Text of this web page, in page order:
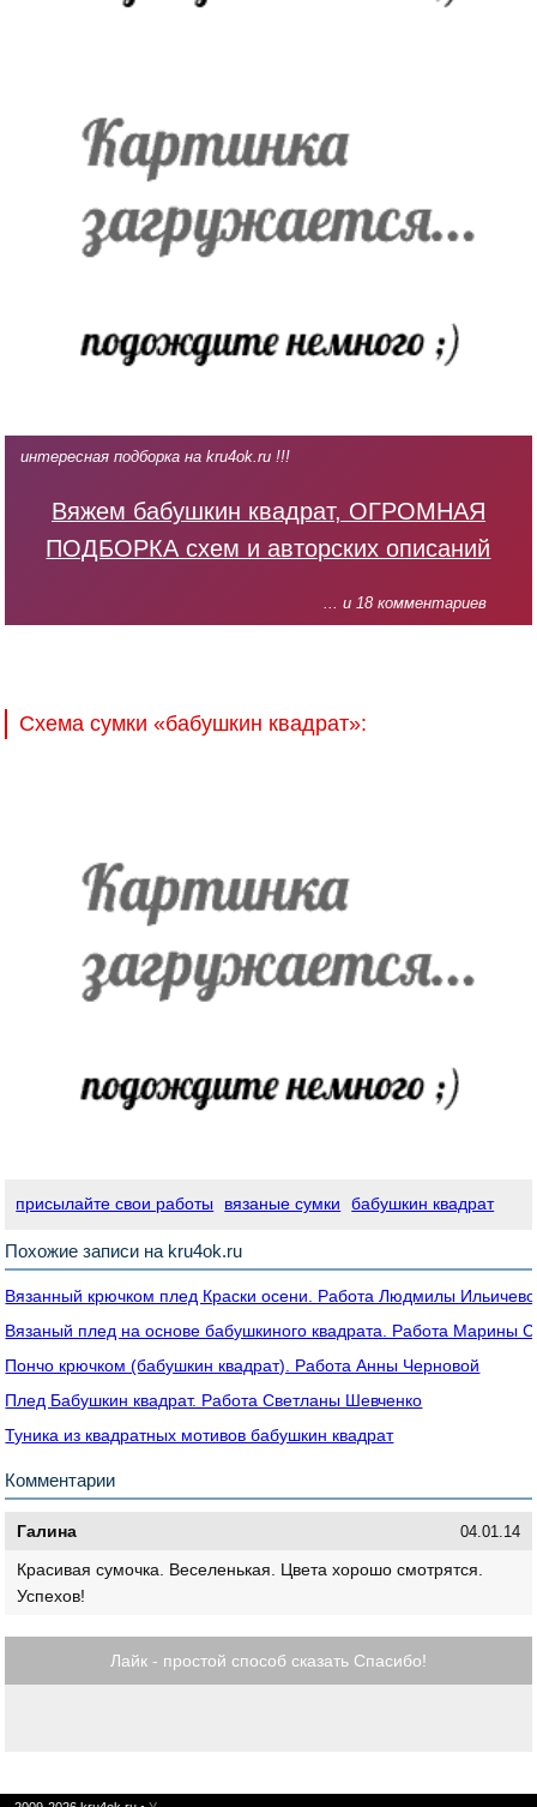
интересная подборка на kru4ok.ru !!!
Вяжем бабушкин квадрат, ОГРОМНАЯ
ПОДБОРКА схем и авторских описаний
... и 18 комментариев
Схема сумки «бабушкин квадрат»:
присылайте свои работы вязаные сумки бабушкин квадрат
Похожие записи на kru4ok.ru
Вязанный крючком плед Краски осени. Работа Людмилы
Вязаный плед на основе бабушкиного квадрата. Работа Марины
Пончо крючком (бабушкин квадрат). Работа Анны Черновой
Плед Бабушкин квадрат. Работа Светланы Шевченко
Туника из квадратных мотивов бабушкин квадрат
Комментарии
Галина 04.01.14
Красивая сумочка. Веселенькая. Цвета хорошо смотрятся.
Успехов!
Лайк - простой способ сказать Спасибо!